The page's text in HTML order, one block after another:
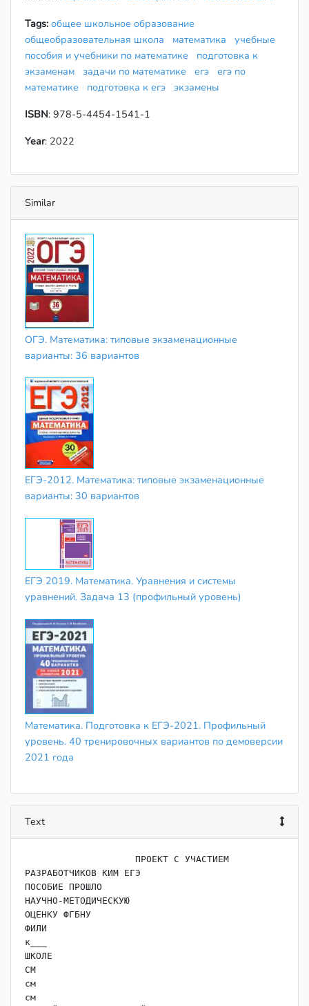
Tags: общее школьное образование
общеобразовательная школа
математика
учебные
пособия и учебники по математике
подготовка к
экзаменам задачи по математике егэ егэ по
математике
подготовка к егэ экзамены
ISBN: 978-5-4454-1541-1
Year: 2022
Similar
ОГЭ. Математика: типовые экзаменационные
варианты: 36 вариантов
ЕГЭ-2012. Математика: типовые экзаменационные
варианты: 30 вариантов
ЕГЭ 2019. Математика. Уравнения и системы
уравнений. Задача 13 (профильный уровень)
Математика. Подготовка к ЕГЭ-2021. Профильный
уровень. 40 тренировочных вариантов по демоверсии
2021 года
Text
РАЗРАБОТЧИКОВ КИМ ЕГЭ
ПОСОБИЕ ПРОШЛО
НАУЧНО-МЕТОДИЧЕСКУЮ
ОЦЕНКУ ФГБНУ
ФИЛИ
к___
ШКОЛЕ
СМ
см
см